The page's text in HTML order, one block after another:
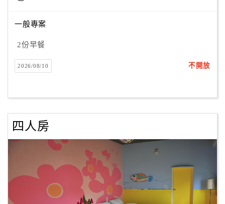
員
戶
客
服
聯
一般專案
2份早餐
2026/08/10 不開放
四人房